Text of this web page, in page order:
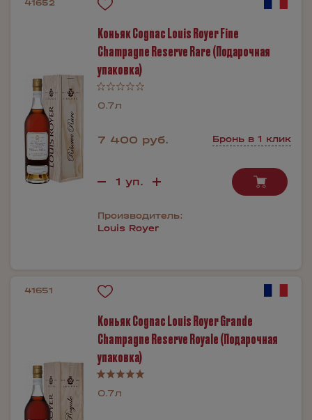
41652
Коньяк Cognac Louis Royer Fine
Champagne Reserve Rare (Подарочная
упаковка)
0.7л
7 400 руб. Бронь в 1 клик
Производитель:
Louis Royer
41651
Коньяк Cognac Louis Royer Grande
Champagne Reserve Royale (Подарочная
упаковка)
0.7л